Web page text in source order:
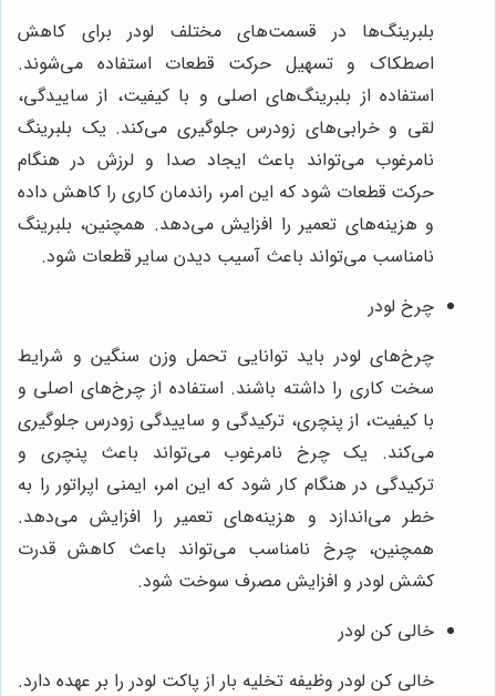
بلبرینگ‌ها در قسمت‌های مختلف لودر برای کاهش
اصطکاک و تسهیل حرکت قطعات استفاده می‌شوند.
استفاده از بلبرینگ‌های اصلی و با کیفیت، از ساییدگی،
لقی و خرابی‌های زودرس جلوگیری می‌کند. یک بلبرینگ
نامرغوب می‌تواند باعث ایجاد صدا و لرزش در هنگام
حرکت قطعات شود که این امر، راندمان کاری را کاهش داده
و هزینه‌های تعمیر را افزایش می‌دهد. همچنین، بلبرینگ
نامناسب می‌تواند باعث آسیب دیدن سایر قطعات شود.
چرخ لودر
چرخ‌های لودر باید توانایی تحمل وزن سنگین و شرایط
سخت کاری را داشته باشند. استفاده از چرخ‌های اصلی و
با کیفیت، از پنچری، ترکیدگی و ساییدگی زودرس جلوگیری
می‌کند. یک چرخ نامرغوب می‌تواند باعث پنچری و
ترکیدگی در هنگام کار شود که این امر، ایمنی اپراتور را به
خطر می‌اندازد و هزینه‌های تعمیر را افزایش می‌دهد.
همچنین، چرخ نامناسب می‌تواند باعث کاهش قدرت
کشش لودر و افزایش مصرف سوخت شود.
خالی کن لودر
خالی کن لودر وظیفه تخلیه بار از پاکت لودر را بر عهده دارد.